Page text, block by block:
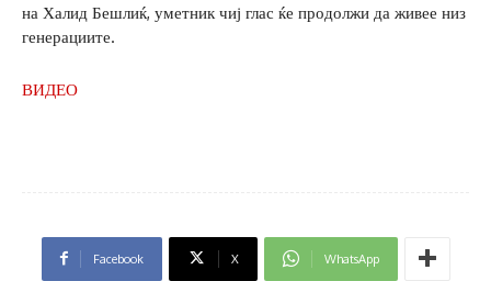
на Халид Бешлиќ, уметник чиј глас ќе продолжи да живее низ
генерациите.
ВИДЕО
Facebook X WhatsApp